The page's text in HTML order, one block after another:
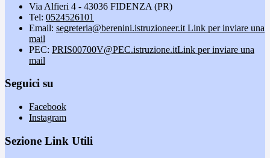
Via Alfieri 4 - 43036 FIDENZA (PR)
Tel: 0524526101
Email: segreteria@berenini.istruzioneer.it Link per inviare una
mail
PEC: PRIS00700V@PEC.istruzione.itLink per inviare una
mail
Seguici su
Facebook
Instagram
Sezione Link Utili